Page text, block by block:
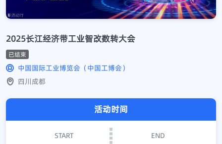
2025长江经济带工业智改数转大会
已结束
中国国际工业博览会（中国工博会）
四川成都
活动时间
START END